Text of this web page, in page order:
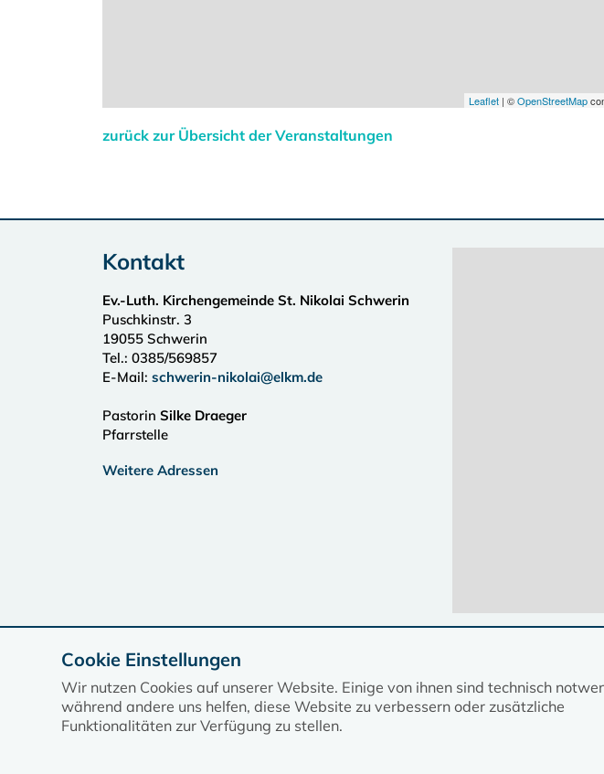
Leaflet| ©OpenStreetMap
zurück zur Übersicht der Veranstaltungen
Kontakt
Ev.-Luth. Kirchengemeinde St. Nikolai Schwerin
Puschkinstr. 3
19055 Schwerin
Tel.: 0385/569857
E-Mail: schwerin-nikolai@elkm.de
Pastorin Silke Draeger
Pfarrstelle
Weitere Adressen
Diese Seite gehört
Evangelische Kirche in
Cookie Einstellungen
Wir nutzen Cookies auf unserer Website. Einige von ihnen sind technisch
während andere uns helfen, diese Website zu verbessern oder zusätzliche
Funktionalitäten zur Verfügung zu stellen.